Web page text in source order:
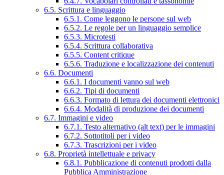
6.5. Scrittura e linguaggio
6.5.1. Come leggono le persone sul web
6.5.2. Le regole per un linguaggio semplice
6.5.3. Microtesti
6.5.4. Scrittura collaborativa
6.5.5. Content critique
6.5.6. Traduzione e localizzazione dei contenuti
6.6. Documenti
6.6.1. I documenti vanno sul web
6.6.2. Tipi di documenti
6.6.3. Formato di lettura dei documenti elettronici
6.6.4. Modalità di produzione dei documenti
6.7. Immagini e video
6.7.1. Testo alternativo (alt text) per le immagini
6.7.2. Sottotitoli per i video
6.7.3. Trascrizioni per i video
6.8. Proprietà intellettuale e privacy
6.8.1. Pubblicazione di contenuti prodotti dalla
Pubblica Amministrazione